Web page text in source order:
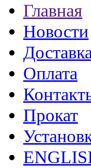
Главная
Новости
Оплата
Прокат